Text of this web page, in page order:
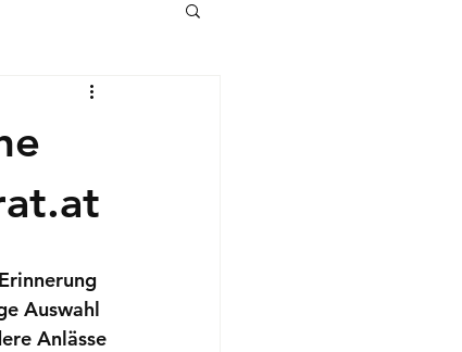
Auswahl
Anlässe